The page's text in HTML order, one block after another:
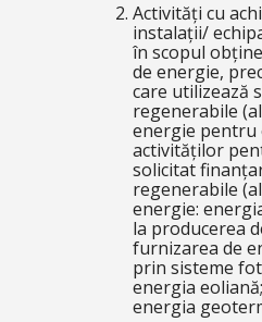
Activități cu
instalații/
în scopul
de energie,
care utilizează
regenerabile
energie pentru
activităților
solicitat
regenerabile
energie:
la producerea
furnizarea de
prin sisteme
energia
energia